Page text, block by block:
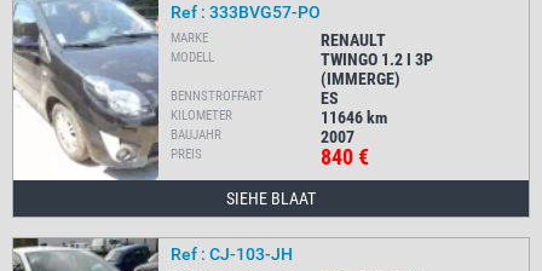
MARKE RENAULT
Ref : 333BVG57-PO
MODELL
TWINGO 1.2 I 3P
(IMMERGE)
BENNSTROFFART ES
KILOMETER 11646 km
BAUJAHR 2007
PREIS 840 €
SIEHE BLAAT
Ref : CJ-103-JH